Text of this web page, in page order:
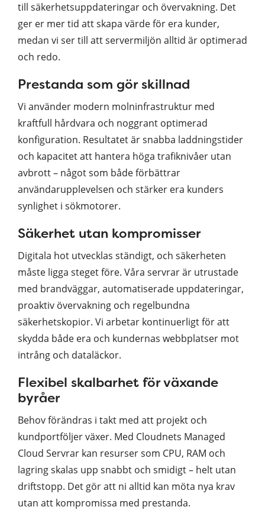
till säkerhetsuppdateringar och övervakning. Det
ger er mer tid att skapa värde för era kunder,
medan vi ser till att servermiljön alltid är optimerad
och redo.
Prestanda som gör skillnad
Vi använder modern molninfrastruktur med
kraftfull hårdvara och noggrant optimerad
konfiguration. Resultatet är snabba laddningstider
och kapacitet att hantera höga trafiknivåer utan
avbrott – något som både förbättrar
användarupplevelsen och stärker era kunders
synlighet i sökmotorer.
Säkerhet utan kompromisser
Digitala hot utvecklas ständigt, och säkerheten
måste ligga steget före. Våra servrar är utrustade
med brandväggar, automatiserade uppdateringar,
proaktiv övervakning och regelbundna
säkerhetskopior. Vi arbetar kontinuerligt för att
skydda både era och kundernas webbplatser mot
intrång och dataläckor.
Flexibel skalbarhet för växande
byråer
Behov förändras i takt med att projekt och
kundportföljer växer. Med Cloudnets Managed
Cloud Servrar kan resurser som CPU, RAM och
lagring skalas upp snabbt och smidigt – helt utan
driftstopp. Det gör att ni alltid kan möta nya krav
utan att kompromissa med prestanda.